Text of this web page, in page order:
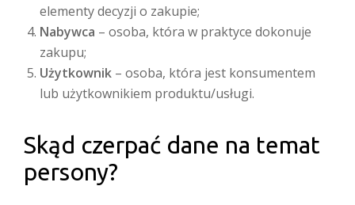
elementy decyzji o zakupie;
Nabywca – osoba, która w praktyce dokonuje
zakupu;
Użytkownik – osoba, która jest konsumentem
lub użytkownikiem produktu/usługi.
Skąd czerpać dane na temat
persony?